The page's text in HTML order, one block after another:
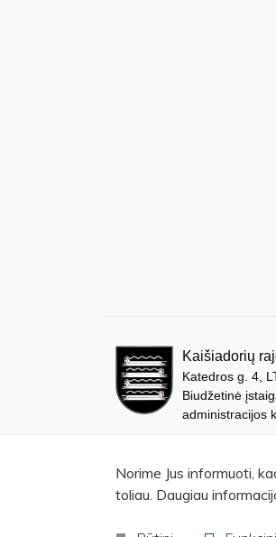
Kaišiadorių
Katedros g. 4,
Biudžetinė
administracijos
Norime Jus informuoti,
toliau. Daugiau